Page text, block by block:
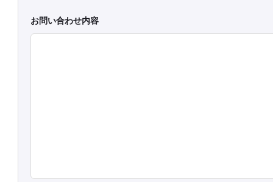
お問い合わせ内容